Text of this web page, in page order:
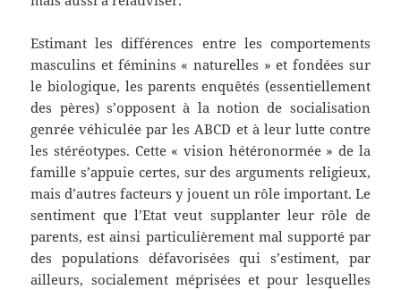
Estimant les différences entre les comportements
masculins et féminins « naturelles » et fondées sur
le biologique, les parents enquêtés (essentiellement
des pères) s’opposent à la notion de socialisation
genrée véhiculée par les ABCD et à leur lutte contre
les stéréotypes. Cette « vision hétéronormée » de la
famille s’appuie certes, sur des arguments religieux,
mais d’autres facteurs y jouent un rôle important. Le
sentiment que l’Etat veut supplanter leur rôle de
parents, est ainsi particulièrement mal supporté par
des populations défavorisées qui s’estiment, par
ailleurs, socialement méprisées et pour lesquelles